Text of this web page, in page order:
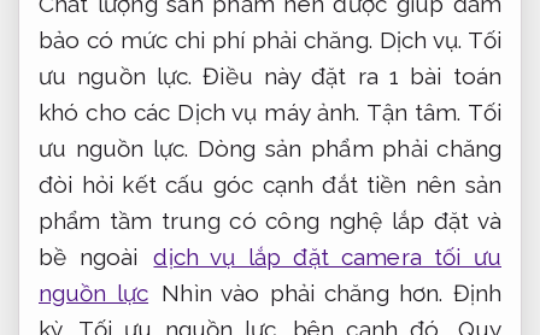
bảo có mức chi phí phải chăng. Dịch vụ. Tối
ưu nguồn lực. Điều này đặt ra 1 bài toán
khó cho các Dịch vụ máy ảnh. Tận tâm. Tối
ưu nguồn lực. Dòng sản phẩm phải chăng
đòi hỏi kết cấu góc cạnh đắt tiền nên sản
phẩm tầm trung có công nghệ lắp đặt và
bề ngoài
dịch vụ lắp đặt camera tối ưu
nguồn lực Nhìn vào phải chăng hơn. Định
kỳ.
Tối ưu nguồn lực. bên cạnh đó, Quy